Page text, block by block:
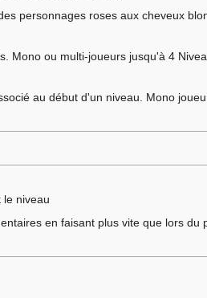
personnages roses aux cheveux
Mono ou multi-joueurs jusqu'à 4
au début d'un niveau. Mono
le niveau
en faisant plus vite que lors